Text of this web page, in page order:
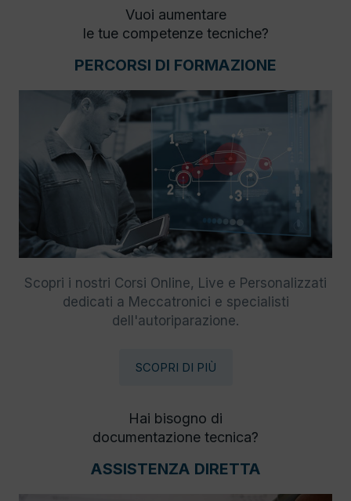
Vuoi aumentare
le tue competenze tecniche?
PERCORSI DI FORMAZIONE
Scopri i nostri Corsi Online, Live e Personalizzati
dedicati a Meccatronici e specialisti
dell'autoriparazione.
SCOPRI DI PIÙ
Hai bisogno di
documentazione tecnica?
ASSISTENZA DIRETTA